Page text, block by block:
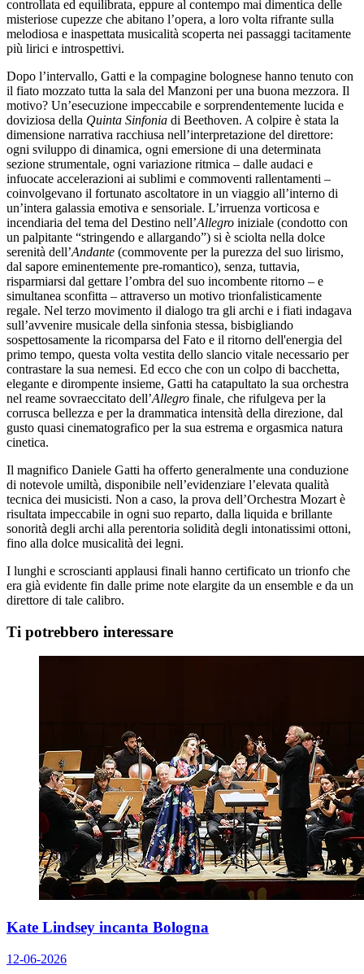
controllata ed equilibrata, eppure al contempo mai dimentica delle
misteriose cupezze che abitano l’opera, a loro volta rifrante sulla
melodiosa e inaspettata musicalità scoperta nei passaggi tacitamente
più lirici e introspettivi.
Dopo l’intervallo, Gatti e la compagine bolognese hanno tenuto con
il fiato mozzato tutta la sala del Manzoni per una buona mezzora. Il
motivo? Un’esecuzione impeccabile e sorprendentemente lucida e
doviziosa della Quinta Sinfonia di Beethoven. A colpire è stata la
dimensione narrativa racchiusa nell’interpretazione del direttore:
ogni sviluppo di dinamica, ogni emersione di una determinata
sezione strumentale, ogni variazione ritmica – dalle audaci e
infuocate accelerazioni ai sublimi e commoventi rallentamenti –
coinvolgevano il fortunato ascoltatore in un viaggio all’interno di
un’intera galassia emotiva e sensoriale. L’irruenza vorticosa e
incendiaria del tema del Destino nell’Allegro iniziale (condotto con
un palpitante “stringendo e allargando”) si è sciolta nella dolce
serenità dell’Andante (commovente per la purezza del suo lirismo,
dal sapore eminentemente pre-romantico), senza, tuttavia,
risparmiarsi dal gettare l’ombra del suo incombente ritorno – e
simultanea sconfitta – attraverso un motivo trionfalisticamente
regale. Nel terzo movimento il dialogo tra gli archi e i fiati indagava
sull’avvenire musicale della sinfonia stessa, bisbigliando
sospettosamente la ricomparsa del Fato e il ritorno dell'energia del
primo tempo, questa volta vestita dello slancio vitale necessario per
contrastare la sua nemesi. Ed ecco che con un colpo di bacchetta,
elegante e dirompente insieme, Gatti ha catapultato la sua orchestra
nel reame sovraeccitato dell’Allegro finale, che rifulgeva per la
corrusca bellezza e per la drammatica intensità della direzione, dal
gusto quasi cinematografico per la sua estrema e orgasmica natura
cinetica.
Il magnifico Daniele Gatti ha offerto generalmente una conduzione
di notevole umiltà, disponibile nell’evidenziare l’elevata qualità
tecnica dei musicisti. Non a caso, la prova dell’Orchestra Mozart è
risultata impeccabile in ogni suo reparto, dalla liquida e brillante
sonorità degli archi alla perentoria solidità degli intonatissimi ottoni,
fino alla dolce musicalità dei legni.
I lunghi e scroscianti applausi finali hanno certificato un trionfo che
era già evidente fin dalle prime note elargite da un ensemble e da un
direttore di tale calibro.
Ti potrebbero interessare
Kate Lindsey incanta Bologna
12-06-2026